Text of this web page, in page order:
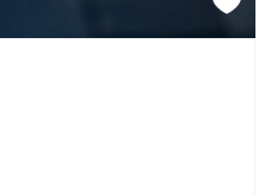
Sponsored link